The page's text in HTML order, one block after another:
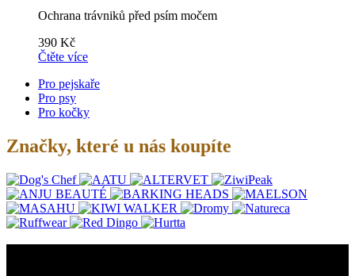
Ochrana trávniků před psím močem
390 Kč
Čtěte více
Pro pejskaře
Pro psy
Pro kočky
Značky, které u nás koupíte